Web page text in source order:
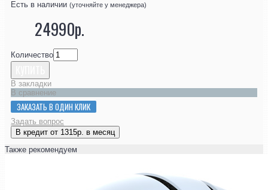
Есть в наличии (уточняйте у менеджера)
24990р.
Количество
В закладки
В сравнение
ЗАКАЗАТЬ В ОДИН КЛИК
Задать вопрос
В кредит от 1315р. в месяц
Также рекомендуем